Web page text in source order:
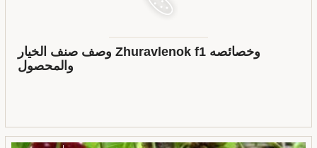
وصف صنف الخيار Zhuravlenok f1 وخصائصه
والمحصول